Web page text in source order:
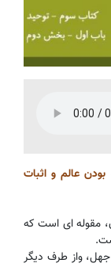
عالم و اثبات
مقوله ای است که
واز طرف دیگر